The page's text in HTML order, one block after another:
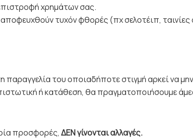
χρημάτων σας.
τυχόν φθορές (πχ σελοτέιπ,
παραγγελία του οποιαδήποτε στιγμή αρκεί να
ή κατάθεση, θα πραγματοποιήσουμε
προσφορές, ΔΕΝ γίνονται αλλαγές.